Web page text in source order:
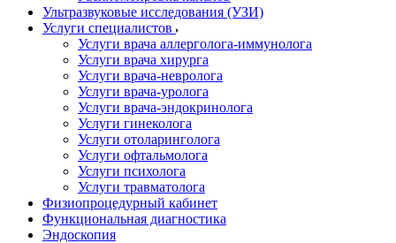
Ультразвуковые исследования (УЗИ)
Услуги специалистов
Услуги врача аллерголога-иммунолога
Услуги врача хирурга
Услуги врача-невролога
Услуги врача-уролога
Услуги врача-эндокринолога
Услуги гинеколога
Услуги отоларинголога
Услуги офтальмолога
Услуги психолога
Услуги травматолога
Физиопроцедурный кабинет
Функциональная диагностика
Эндоскопия